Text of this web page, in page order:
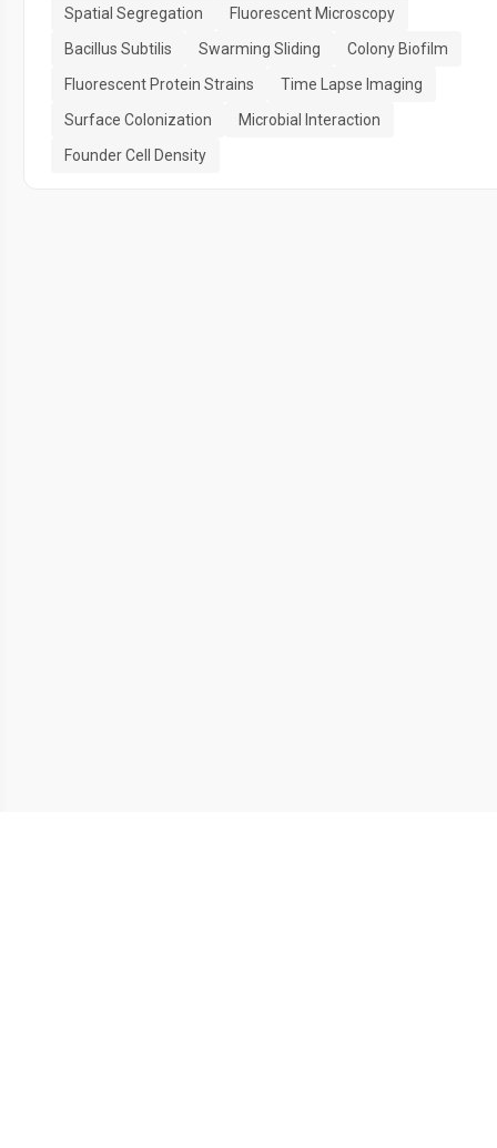
Spatial Segregation
Fluorescent Microscopy
Bacillus Subtilis
Swarming Sliding
Colony Biofilm
Fluorescent Protein Strains
Time Lapse Imaging
Surface Colonization
Microbial Interaction
Founder Cell Density